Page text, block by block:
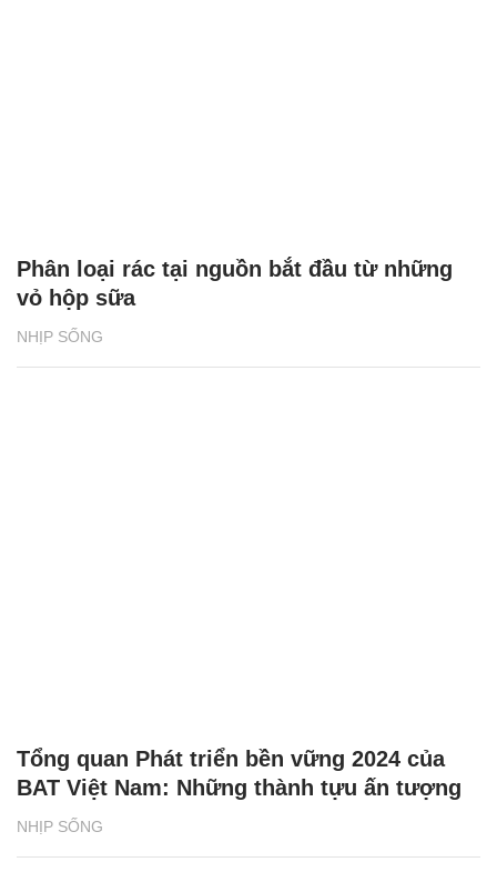
NHỊP SỐNG
Phân loại rác tại nguồn bắt đầu từ những
vỏ hộp sữa
NHỊP SỐNG
Tổng quan Phát triển bền vững 2024 của
BAT Việt Nam: Những thành tựu ấn tượng